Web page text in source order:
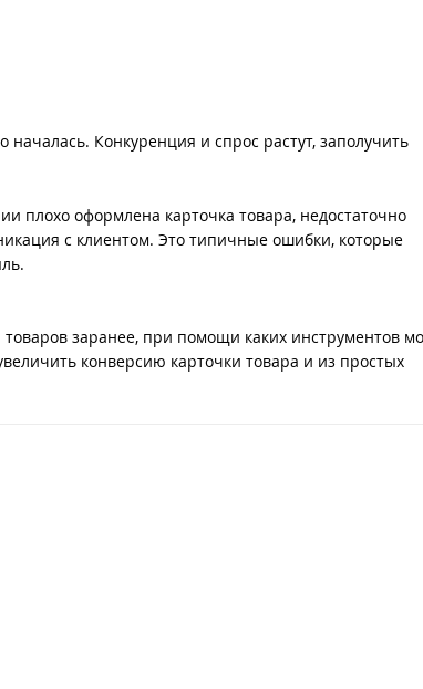
Конкуренция и спрос растут, заполучить
плохо оформлена карточка товара, недостаточно
с клиентом. Это типичные ошибки, которые
заранее, при помощи каких инструментов
конверсию карточки товара и из простых